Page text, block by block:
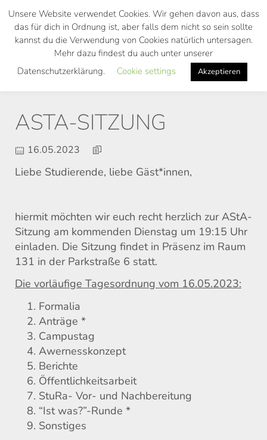
Skip
main
ASTA-SITZUNG
16.05.2023
Liebe Studierende, liebe Gäst*innen,
hiermit möchten wir euch recht herzlich zur AStA-
Sitzung am kommenden Dienstag um 19:15 Uhr
einladen. Die Sitzung findet in Präsenz im Raum
131 in der Parkstraße 6 statt.
Die vorläufige Tagesordnung vom 16.05.2023:
Formalia
Anträge *
Campustag
Awernesskonzept
Berichte
Öffentlichkeitsarbeit
StuRa- Vor- und Nachbereitung
“Ist was?”-Runde *
Sonstiges
Unsere Website verwendet Cookies. Wir gehen davon aus, dass
das für dich in Ordnung ist, aber falls dem nicht so sein sollte
kannst du die Verwendung von Cookies natürlich untersagen.
Mehr dazu findest du auch unter unserer
Datenschutzerklärung.
Cookie settings Akzeptieren